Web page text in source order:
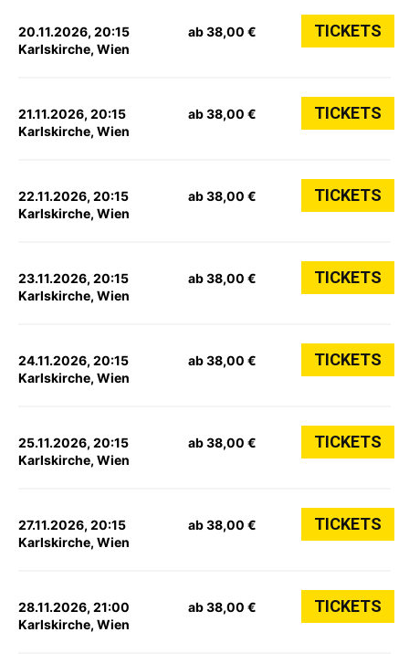
20.11.2026, 20:15
Karlskirche, Wien
ab 38,00 € TICKETS
21.11.2026, 20:15
Karlskirche, Wien
ab 38,00 € TICKETS
22.11.2026, 20:15
Karlskirche, Wien
ab 38,00 € TICKETS
23.11.2026, 20:15
Karlskirche, Wien
ab 38,00 € TICKETS
24.11.2026, 20:15
Karlskirche, Wien
ab 38,00 € TICKETS
25.11.2026, 20:15
Karlskirche, Wien
ab 38,00 € TICKETS
27.11.2026, 20:15
Karlskirche, Wien
ab 38,00 € TICKETS
28.11.2026, 21:00
Karlskirche, Wien
ab 38,00 € TICKETS